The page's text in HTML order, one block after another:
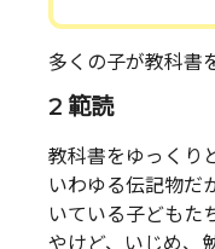
多くの子が教科書
2 範読
教科書をゆっくり
いわゆる伝記物だ
いている子どもた
やけど、いじめ、